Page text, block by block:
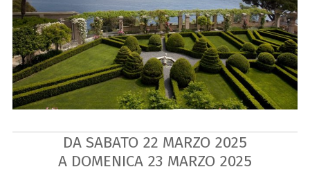
DA SABATO 22 MARZO 2025
A DOMENICA 23 MARZO 2025